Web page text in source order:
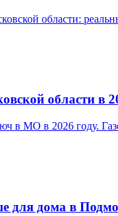
области:
области в
в МО в 2026 году.
для дома в